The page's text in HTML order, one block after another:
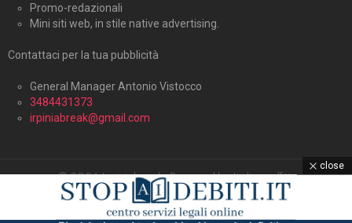
Promo-redazionali
Mini siti web, in stile native advertising.
Contattaci per la tua pubblicità
General Manager Antonio Vistocco
3484431373
irpiniabreak@gmail.com
© 2026 Irpiniabreak. Powered by Italiagraffiti.
Home Contattaci Cookie Policy (UE)
close